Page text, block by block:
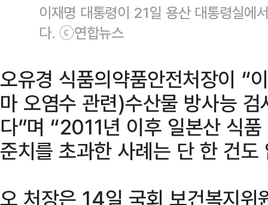
이재명 대통령이 21일 용산 대통령실에
다. ⓒ연합뉴스
오유경 식품의약품안전처장이 “
마 오염수 관련)수산물 방사능
다”며 “2011년 이후 일본산 식
준치를 초과한 사례는 단 한 건도
오 처장은 14일 국회 보건복지위